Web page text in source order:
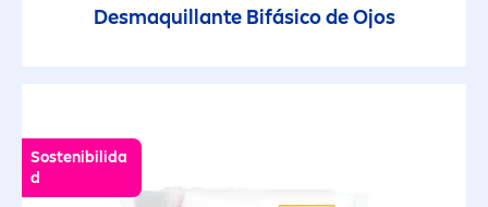
Desmaquillante Bifásico de Ojos
Sostenibilida
d